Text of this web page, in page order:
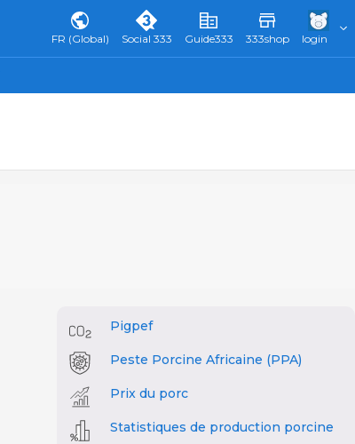
FR (Global) Social 333 Guide333 333shop login
Pigpef
Peste Porcine Africaine (PPA)
Prix du porc
Statistiques de production porcine